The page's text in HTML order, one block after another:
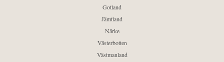
Gotland
Jämtland
Närke
Västerbotten
Västmanland